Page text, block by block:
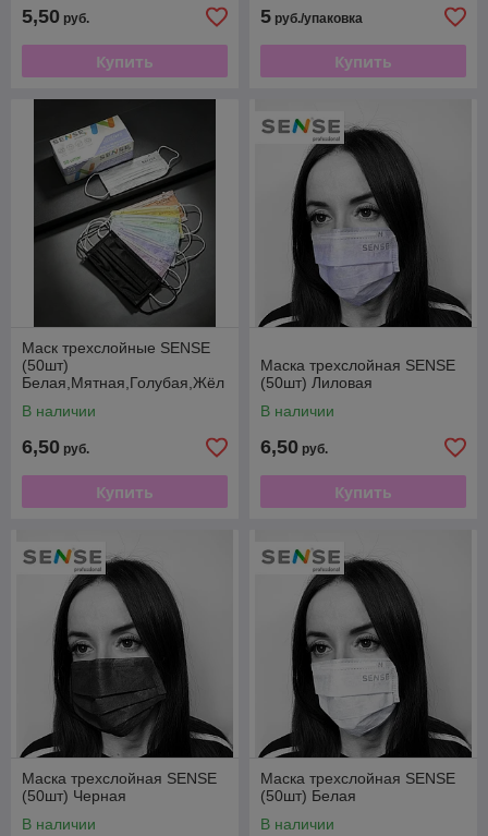
5,50 руб.
Купить
5 руб./упаковка
Купить
Маск трехслойные SENSE
(50шт)
Белая,Мятная,Голубая,Жёл
Ораньжевая,Розовая,Лилов
В наличии
6,50 руб.
Купить
Маска трехслойная SENSE
(50шт) Лиловая
В наличии
6,50 руб.
Купить
Маска трехслойная SENSE
(50шт) Черная
В наличии
Маска трехслойная SENSE
(50шт) Белая
В наличии